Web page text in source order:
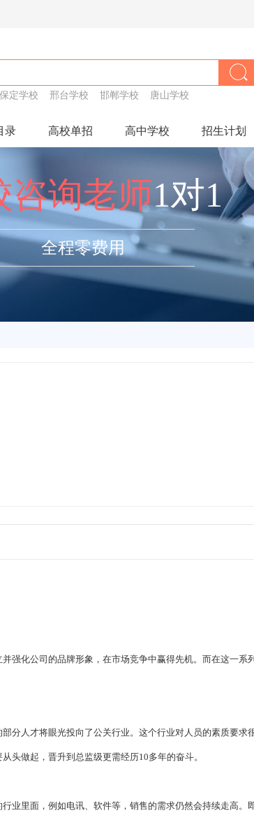
保定学校 邢台学校 邯郸学校 唐山学校
录 高校单招 高中学校 招生计划
咨询老师1对1
全程零费用
强化公司的品牌形象，在市场竞争中赢得先机。而在这一系
分人才将眼光投向了公关行业。这个行业对人员的素质要求
头做起，晋升到总监级更需经历10多年的奋斗。
业里面，例如电讯、软件等，销售的需求仍然会持续走高。